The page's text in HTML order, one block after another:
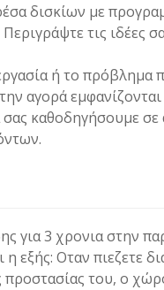
δισκίων με
τις
ή το
αγορά
καθοδηγήσουμε
για 3 χρονια στην
εξής: Οταν πιεζετε
προστασίας του, ο